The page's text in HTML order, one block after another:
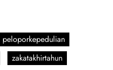
peloporkepedulian
zakatakhirtahun